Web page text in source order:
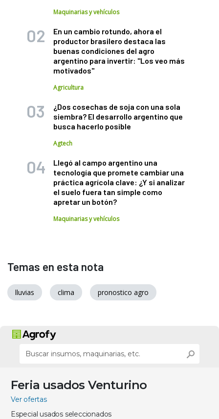
Maquinarias y vehículos
En un cambio rotundo, ahora el
productor brasilero destaca las
buenas condiciones del agro
argentino para invertir: "Los veo más
motivados"
Agricultura
¿Dos cosechas de soja con una sola
siembra? El desarrollo argentino que
busca hacerlo posible
Agtech
Llegó al campo argentino una
tecnología que promete cambiar una
práctica agrícola clave: ¿Y si analizar
el suelo fuera tan simple como
apretar un botón?
Maquinarias y vehículos
Temas en esta nota
lluvias clima pronostico agro
Feria usados Venturino
Ver ofertas
Especial usados seleccionados